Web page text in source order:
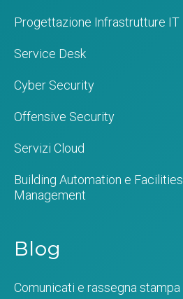
Progettazione Infrastrutture IT
Service Desk
Cyber Security
Offensive Security
Servizi Cloud
Building Automation e Facilities
Management
Blog
Comunicati e rassegna stampa